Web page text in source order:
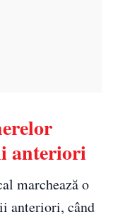
anteriori
marchează o
anteriori, când